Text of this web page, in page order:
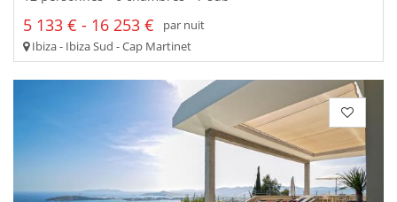
5 133 € - 16 253 €
par nuit
Ibiza - Ibiza Sud - Cap Martinet